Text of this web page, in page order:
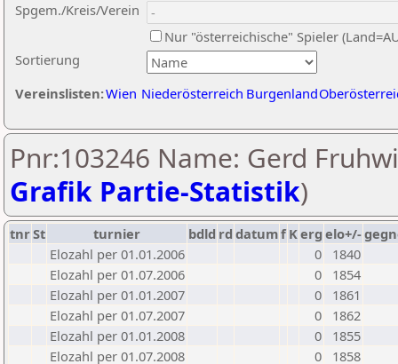
Sortierung
Spgem./Kreis/Verein
Nur "österreichische" Spieler
Vereinslisten:Wien Niederösterreich Burgenland
Pnr:103246 Name: Gerd
Grafik Partie-Statistik)
tnrSt turnier bdld rd datumf Kerg elo+/-
Elozahl per 01.01.2006
0
1840
Elozahl per 01.07.2006
0
1854
Elozahl per 01.01.2007
0
1861
Elozahl per 01.07.2007
0
1862
Elozahl per 01.01.2008
0
1855
Elozahl per 01.07.2008
0
1858